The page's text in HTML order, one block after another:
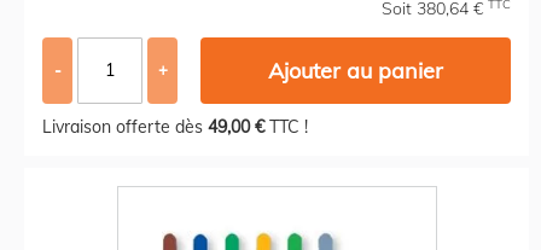
Soit 380,64 € TTC
- + Ajouter au panier
Livraison offerte dès 49,00 €TTC !